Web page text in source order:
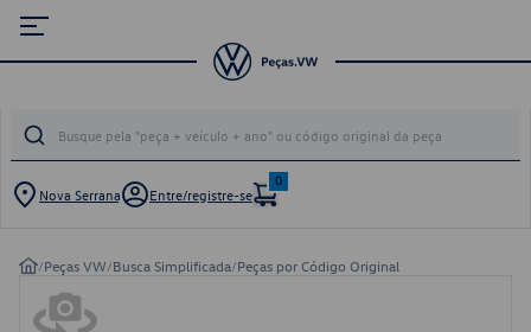
Nova Serrana Entre/registre-se
0
/Peças VW/Busca Simplificada/Peças por Código Original